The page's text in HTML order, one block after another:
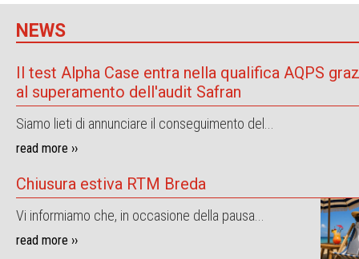
NEWS
Il test Alpha Case entra nella qualifica AQPS
al superamento dell'audit Safran
Siamo lieti di annunciare il conseguimento del...
read more ››
Chiusura estiva RTM Breda
Vi informiamo che, in occasione della pausa...
read more ››